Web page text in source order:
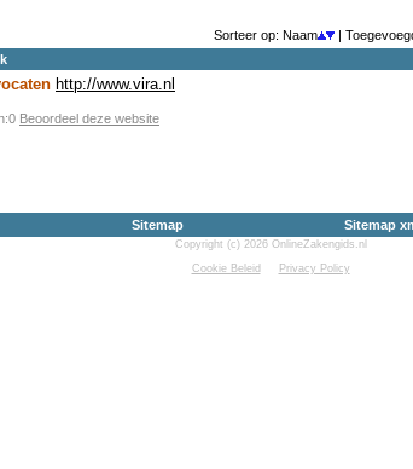
Sorteer op: Naam |
http://www.vira.nl
Beoordeel deze website
Sitemap Sitemap
Copyright (c) 2026 OnlineZakengids.nl
Cookie Beleid
Privacy Policy